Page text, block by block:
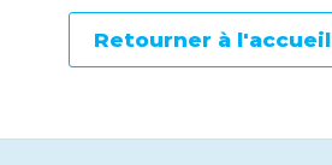
Retourner à l'accueil